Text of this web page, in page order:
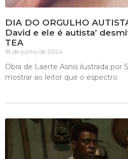
DIA DO ORGULHO
David e ele é autista’
TEA
18 de junho de 2024
Obra de Laerte Asnis ilustrada por
mostrar ao leitor que o espectro